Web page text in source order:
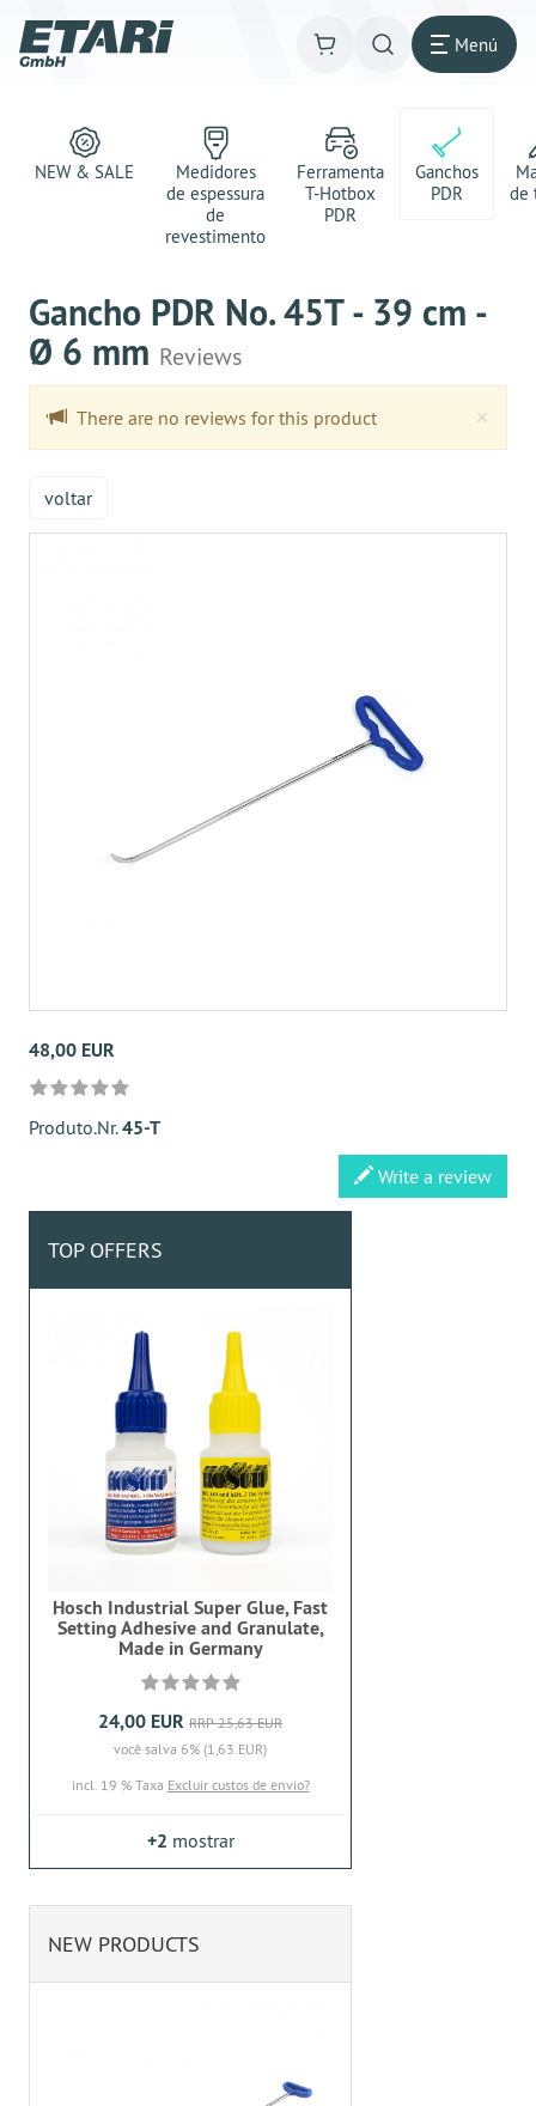
Menú
NEW & SALE
Medidores
de espessura
de
revestimento
Ferramenta
T-Hotbox
PDR
Ganchos
PDR
de
Gancho PDR No. 45T - 39 cm -
Ø 6 mm Reviews
×
There are no reviews for this product
voltar
48,00 EUR
Produto.Nr.45-T
Write a review
TOP OFFERS
Hosch Industrial Super Glue, Fast
Setting Adhesive and Granulate,
Made in Germany
24,00 EUR RRP 25,63 EUR
você salva 6% (1,63 EUR)
incl. 19 % Taxa Excluir custos de envio?
+2 mostrar
NEW PRODUCTS